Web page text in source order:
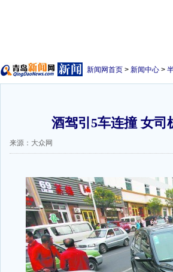
新闻网首页 > 新闻中心 >
酒驾引5车连撞 女司
来源：大众网